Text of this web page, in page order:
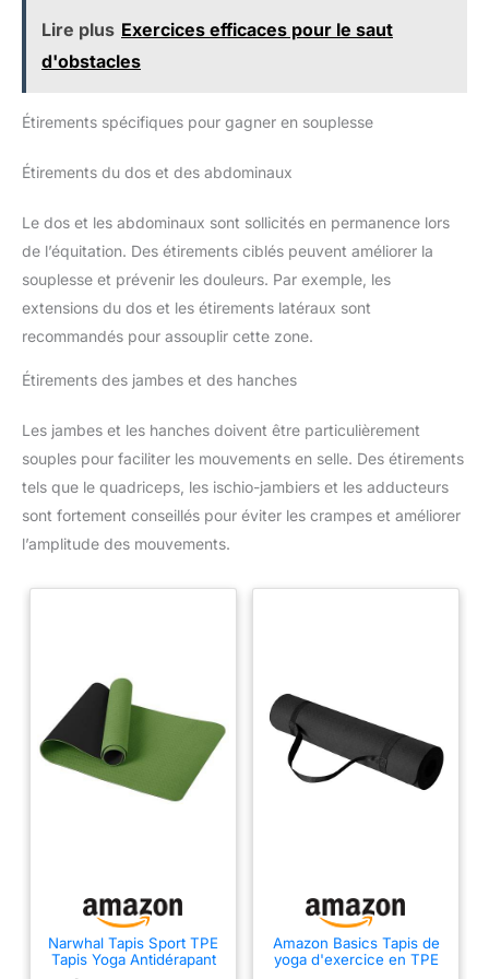
basket-ball, au tennis, au football, aux fêtes, aux voyages, à la
maison, aux cours d'entraînement, aux vacances, aux loisirs,
achats quotidiens, camping, conduite, activités intérieures et
Lire plus Exercices efficaces pour le saut
d'obstacles
Étirements spécifiques pour gagner en souplesse
Étirements du dos et des abdominaux
Le dos et les abdominaux sont sollicités en permanence lors
de l’équitation. Des étirements ciblés peuvent améliorer la
souplesse et prévenir les douleurs. Par exemple, les
extensions du dos et les étirements latéraux sont
recommandés pour assouplir cette zone.
Étirements des jambes et des hanches
Les jambes et les hanches doivent être particulièrement
souples pour faciliter les mouvements en selle. Des étirements
tels que le quadriceps, les ischio-jambiers et les adducteurs
sont fortement conseillés pour éviter les crampes et améliorer
l’amplitude des mouvements.
Narwhal Tapis Sport TPE
Tapis Yoga Antidérapant
Amazon Basics Tapis de
yoga d'exercice en TPE